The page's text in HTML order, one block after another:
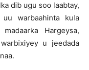
dib ugu soo laabtay,
warbaahinta kula
Hargeysa,
u jeedada